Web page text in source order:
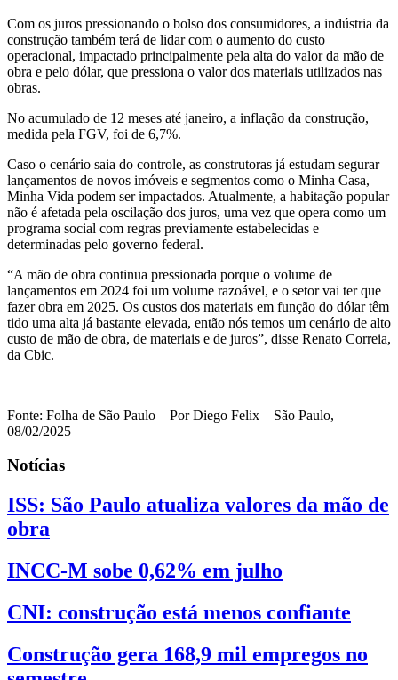
Com os juros pressionando o bolso dos consumidores, a indústria da
construção também terá de lidar com o aumento do custo
operacional, impactado principalmente pela alta do valor da mão de
obra e pelo dólar, que pressiona o valor dos materiais utilizados nas
obras.
No acumulado de 12 meses até janeiro, a inflação da construção,
medida pela FGV, foi de 6,7%.
Caso o cenário saia do controle, as construtoras já estudam segurar
lançamentos de novos imóveis e segmentos como o Minha Casa,
Minha Vida podem ser impactados. Atualmente, a habitação popular
não é afetada pela oscilação dos juros, uma vez que opera como um
programa social com regras previamente estabelecidas e
determinadas pelo governo federal.
“A mão de obra continua pressionada porque o volume de
lançamentos em 2024 foi um volume razoável, e o setor vai ter que
fazer obra em 2025. Os custos dos materiais em função do dólar têm
tido uma alta já bastante elevada, então nós temos um cenário de alto
custo de mão de obra, de materiais e de juros”, disse Renato Correia,
da Cbic.
Fonte: Folha de São Paulo – Por Diego Felix – São Paulo,
08/02/2025
Notícias
ISS: São Paulo atualiza valores da mão de
obra
INCC-M sobe 0,62% em julho
CNI: construção está menos confiante
Construção gera 168,9 mil empregos no